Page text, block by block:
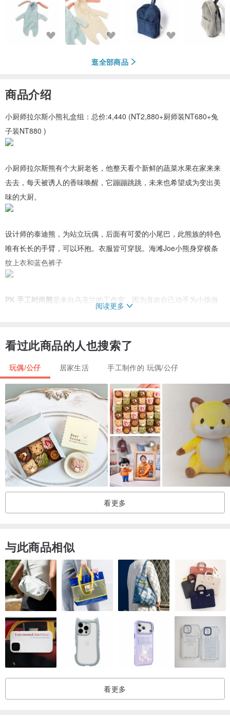
逛全部商品
商品介绍
小厨师拉尔斯小熊礼盒组：总价:4,440 (NT2,880+厨师装NT680+兔
子装NT880 )
小厨师拉尔斯熊有个大厨老爸，他整天看个新鲜的蔬菜水果在家来来
去去，每天被诱人的香味唤醒，它蹦蹦跳跳，未来也希望成为变出美
味的大厨。
设计师的泰迪熊，为站立玩偶，后面有可爱的小尾巴，此熊族的特色
唯有长长的手臂，可以环抱。衣服皆可穿脱。海滩Joe小熊身穿横条
纹上衣和蓝色裤子
PK 手工时尚熊 是来自乌克兰的工作室，因为喜欢自己动手为小孩做
可以自由选择搭配。
-------
*熊尺寸:高23cmx肩宽10cm Ｉ 爱吃厨师装：尺寸:厨师帽8cm x8cm/
围裙：12cmx 9.5cm Ｉ兔子装：尺寸:35cmx 23m
*材质:熊:holofayber、粗花呢( tweed)/衣服::棉(cotton) Ｉ厨师装：棉
纱 Ｉ 兔子装：珊瑚绒
*内容:1)熊/上衣/裤子/ 2)厨师装 3)兔子装
*产地/制造方式:乌克兰
里面内附一张熊卡片，写上你暖暖的祝福
阅读更多
看过此商品的人也搜索了
玩偶/公仔 居家生活 手工制作的 玩偶/公仔
看更多
与此商品相似
看更多